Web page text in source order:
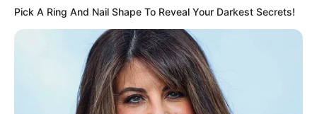
Hotels in Köln
Reiseführer für Kölnals Buch bei Amazon.de
www.stadt-koeln.de
de.wikipedia.org/wiki/Köln
Pick A Ring And Nail Shape To Reveal Your Darkest Secrets!